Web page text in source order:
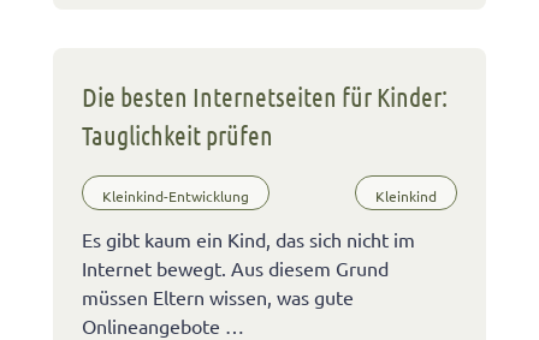
Die besten Internetseiten für Kinder:
Tauglichkeit prüfen
Kleinkind-Entwicklung Kleinkind
Es gibt kaum ein Kind, das sich nicht im
Internet bewegt. Aus diesem Grund
müssen Eltern wissen, was gute
Onlineangebote …